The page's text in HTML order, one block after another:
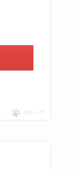
ポチップ